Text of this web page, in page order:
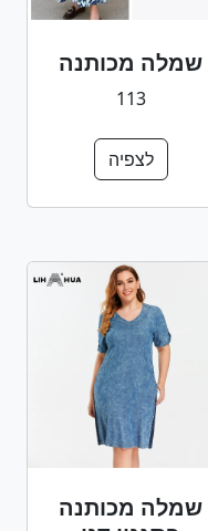
שמלה מכותנה
113
לצפיה
שמלה מכותנה